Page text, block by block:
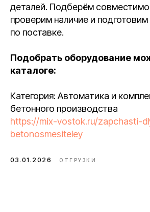
деталей. Подберём
проверим наличие и
по поставке.
Подобрать оборудование
каталоге:
Категория: Автоматика и
бетонного производства
https://mix-vostok.ru/zapchasti-
betonosmesiteley
03.01.2026 ОТГРУЗКИ